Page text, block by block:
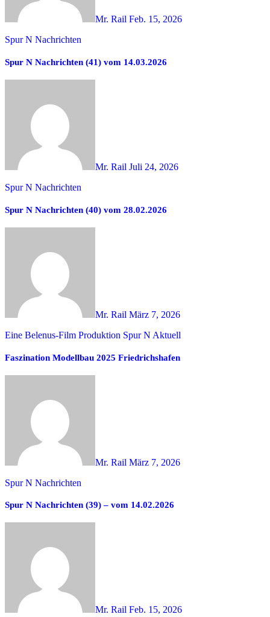
Mr. Rail Feb. 15, 2026
Spur N Nachrichten
Spur N Nachrichten (41) vom 14.03.2026
Mr. Rail Juli 24, 2026
Spur N Nachrichten
Spur N Nachrichten (40) vom 28.02.2026
Mr. Rail März 7, 2026
Eine Belenus-Film Produktion Spur N Aktuell
Faszination Modellbau 2025 Friedrichshafen
Mr. Rail März 7, 2026
Spur N Nachrichten
Spur N Nachrichten (39) – vom 14.02.2026
Mr. Rail Feb. 15, 2026